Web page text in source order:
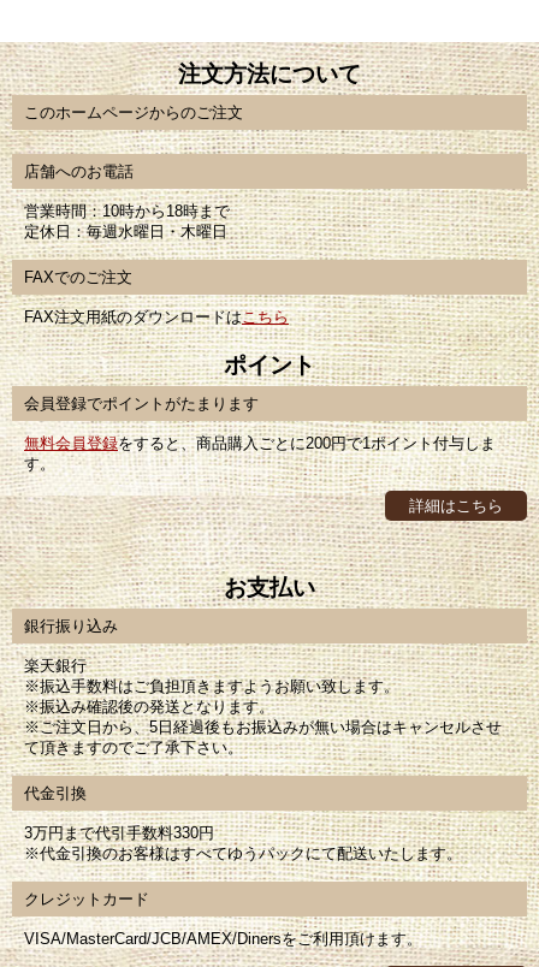
注文方法について
このホームページからのご注文
店舗へのお電話
営業時間：10時から18時まで
定休日：毎週水曜日・木曜日
FAXでのご注文
FAX注文用紙のダウンロードはこちら
ポイント
会員登録でポイントがたまります
無料会員登録をすると、商品購入ごとに200円で1ポイント付与しま
す。
詳細はこちら
お支払い
銀行振り込み
楽天銀行
※振込手数料はご負担頂きますようお願い致します。
※振込み確認後の発送となります。
※ご注文日から、5日経過後もお振込みが無い場合はキャンセルさせ
て頂きますのでご了承下さい。
代金引換
3万円まで代引手数料330円
※代金引換のお客様はすべてゆうパックにて配送いたします。
クレジットカード
VISA/MasterCard/JCB/AMEX/Dinersをご利用頂けます。